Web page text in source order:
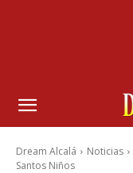
Dream Alcalá Noticias
Santos Niños